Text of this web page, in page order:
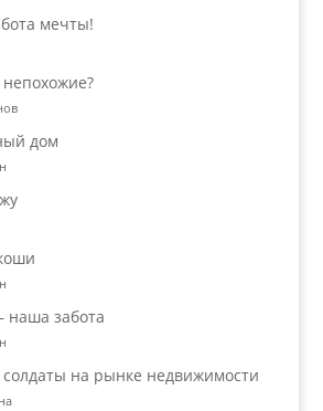
мечты!
дом
наша забота
на рынке недвижимости